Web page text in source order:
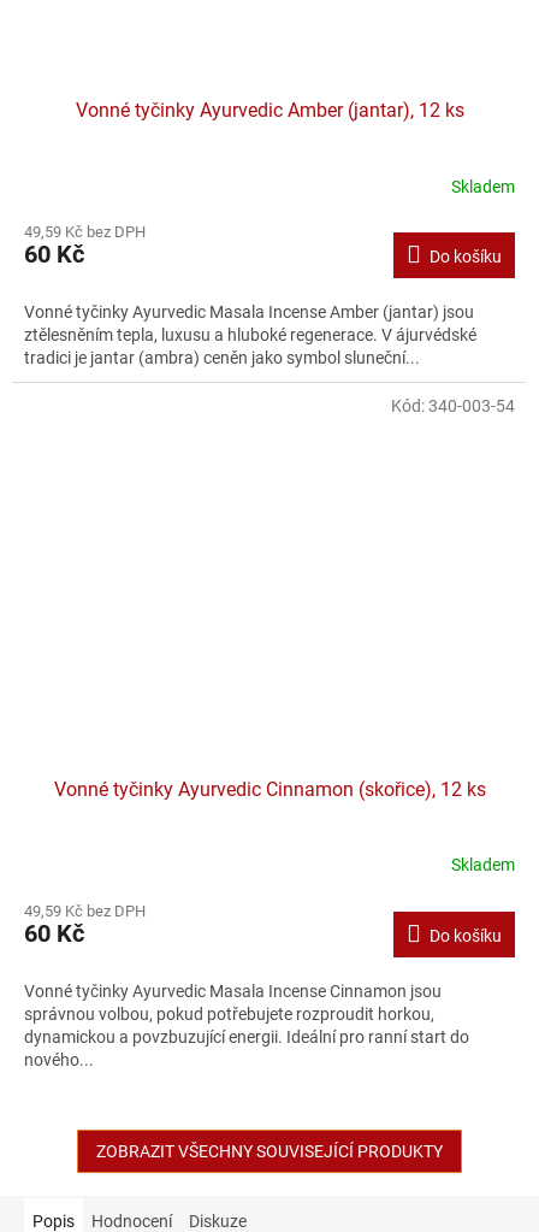
Vonné tyčinky Ayurvedic Amber (jantar), 12 ks
Skladem
49,59 Kč bez DPH
60 Kč Do košíku
Vonné tyčinky Ayurvedic Masala Incense Amber (jantar) jsou
ztělesněním tepla, luxusu a hluboké regenerace. V ájurvédské
tradici je jantar (ambra) ceněn jako symbol sluneční...
Vonné tyčinky Ayurvedic Cinnamon (skořice), 12 ks
Skladem
49,59 Kč bez DPH
60 Kč Do košíku
Vonné tyčinky Ayurvedic Masala Incense Cinnamon jsou
správnou volbou, pokud potřebujete rozproudit horkou,
dynamickou a povzbuzující energii. Ideální pro ranní start do
nového...
Kód:340-003-54
ZOBRAZIT VŠECHNY SOUVISEJÍCÍ PRODUKTY
Popis Hodnocení Diskuze